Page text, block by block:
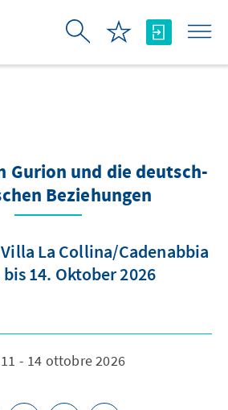
Gurion und die deutsch-
Beziehungen
La Collina/Cadenabbia
14. Oktober 2026
11 - 14 ottobre 2026